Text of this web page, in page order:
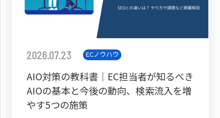
2026.07.23 ECノウハウ
AIO対策の教科書│EC担当者が知るべき
AIOの基本と今後の動向、検索流入を増
やす5つの施策